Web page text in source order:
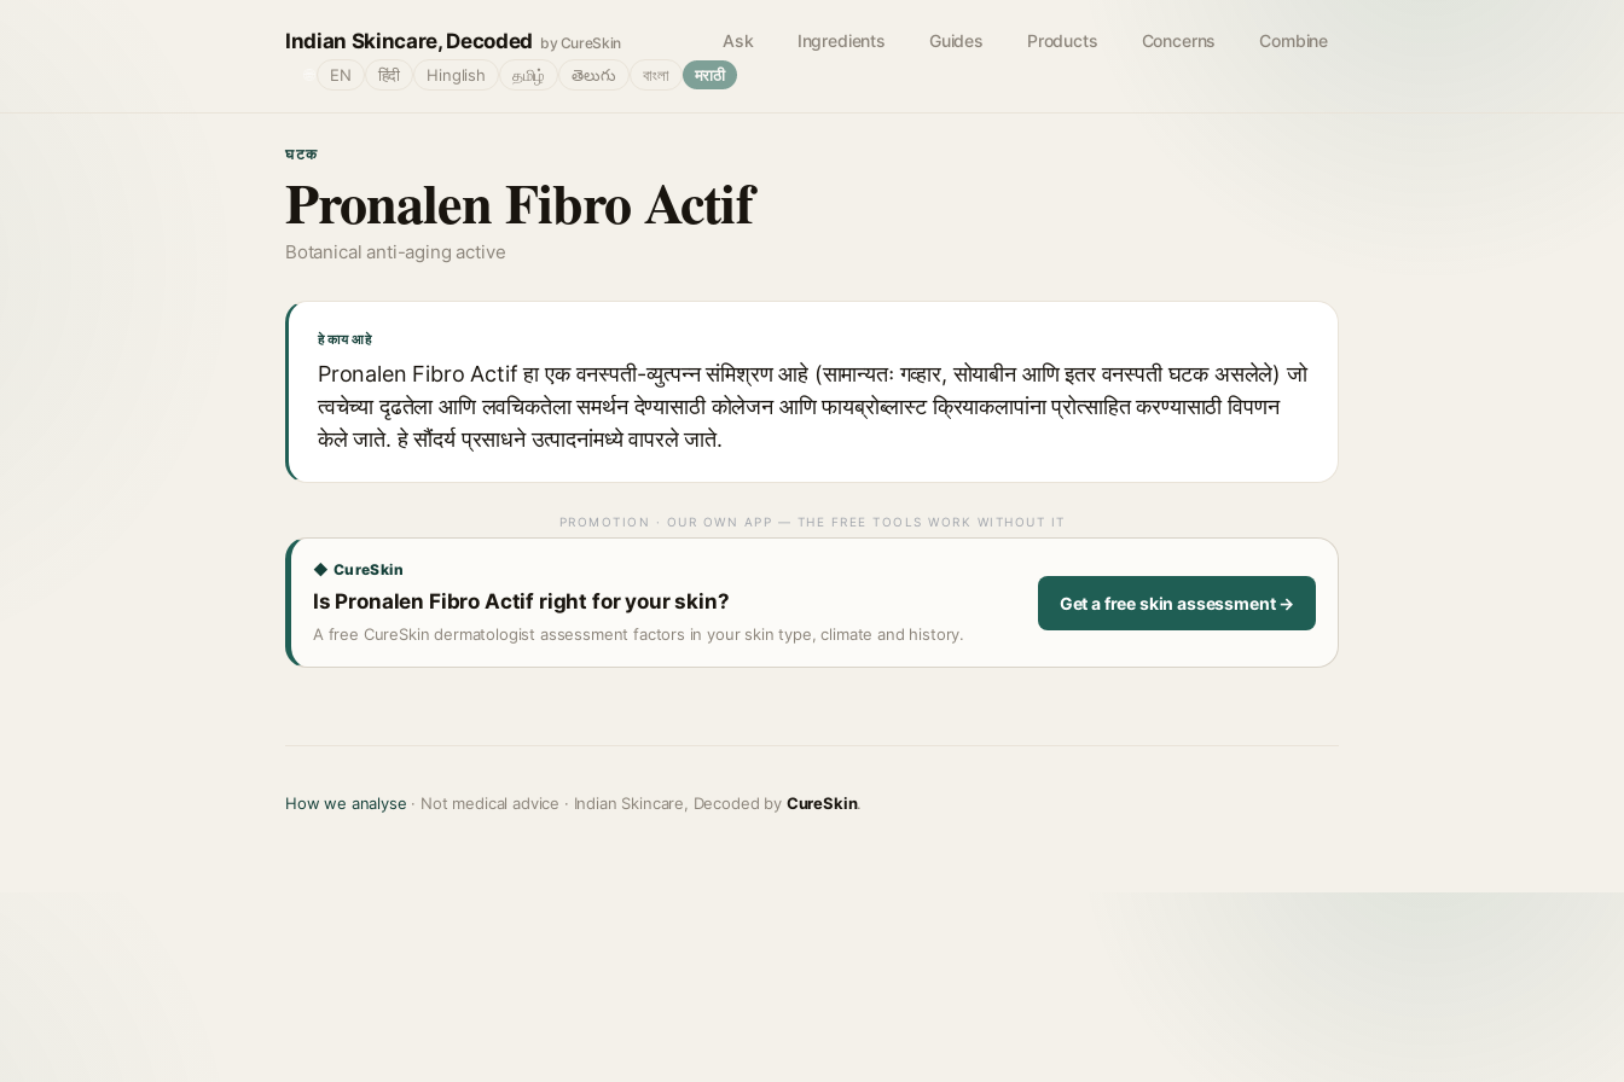
Indian Skincare, Decoded by CureSkin Ask Ingredients Guides Products Concerns Combine
EN हिंदी Hinglish தமிழ் తెలుగు বাংলা मराठी
घटक
Pronalen Fibro Actif
Botanical anti-aging active
हे काय आहे
Pronalen Fibro Actif हा एक वनस्पती-व्युत्पन्न संमिश्रण आहे (सामान्यतः गव्हार, सोयाबीन आणि इतर वनस्पती घटक असलेले) जो
त्वचेच्या दृढतेला आणि लवचिकतेला समर्थन देण्यासाठी कोलेजन आणि फायब्रोब्लास्ट क्रियाकलापांना प्रोत्साहित करण्यासाठी विपणन
केले जाते. हे सौंदर्य प्रसाधने उत्पादनांमध्ये वापरले जाते.
PROMOTION · OUR OWN APP — THE FREE TOOLS WORK WITHOUT IT
◆ CureSkin
Is Pronalen Fibro Actif right for your skin?
A free CureSkin dermatologist assessment factors in your skin type, climate and history.
Get a free skin assessment →
How we analyse · Not medical advice · Indian Skincare, Decoded by CureSkin.